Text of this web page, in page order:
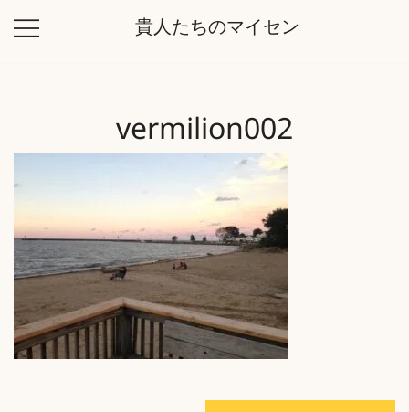
貴人たちのマイセン
vermilion002